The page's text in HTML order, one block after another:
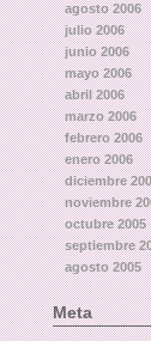
agosto 2006
julio 2006
junio 2006
mayo 2006
abril 2006
marzo 2006
febrero 2006
enero 2006
diciembre
noviembre
octubre 2005
septiembre
agosto 2005
Meta